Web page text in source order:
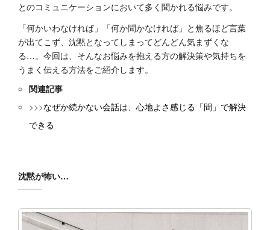
とのコミュニケーションにおいて多く聞かれる悩みです。
「何かいわなければ」「何か聞かなければ」と焦るほど言葉
が出てこず、沈黙となってしまってどんどん気まずくな
る…。今回は、そんなお悩みを抱える方の解決策や気持ちを
うまく伝える方法をご紹介します。
関連記事
>>>なぜか続かない会話は、心地よさ感じる「間」で解決
できる
沈黙が怖い…